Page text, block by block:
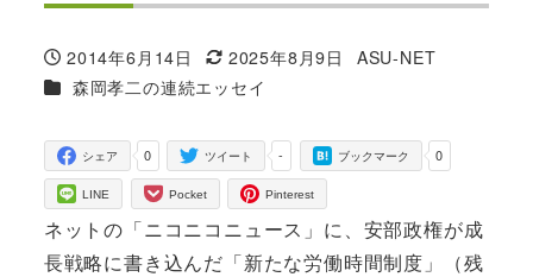
投稿日
2014年6月14日
更新日
2025年8月9日
著
ASU-NET
カテゴリー
森岡孝二の連続エッセイ
0
シェア -
ツイート 0
ブックマーク
LINE Pocket Pinterest
ネットの「ニコニコニュース」に、安部政権が成
長戦略に書き込んだ「新たな労働時間制度」（残